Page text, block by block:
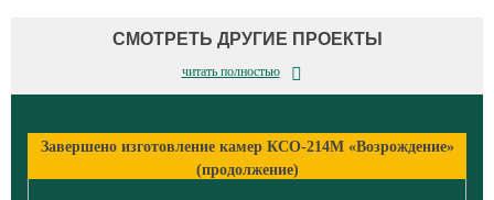
СМОТРЕТЬ ДРУГИЕ ПРОЕКТЫ
читать полностью
Завершено изготовление камер КСО-214М «Возрождение»
(продолжение)